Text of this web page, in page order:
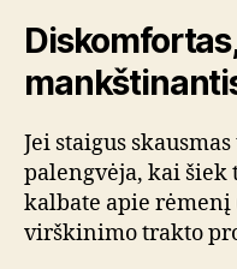
Jei staigus
palengvėja, kai
kalbate apie
virškinimo trakto